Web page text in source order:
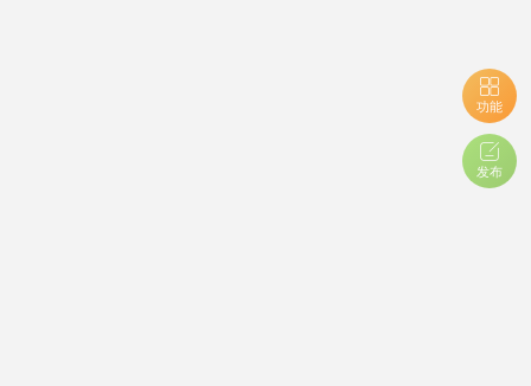
功能
发布